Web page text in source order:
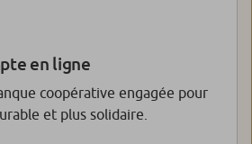
en ligne
coopérative engagée pour
et plus solidaire.